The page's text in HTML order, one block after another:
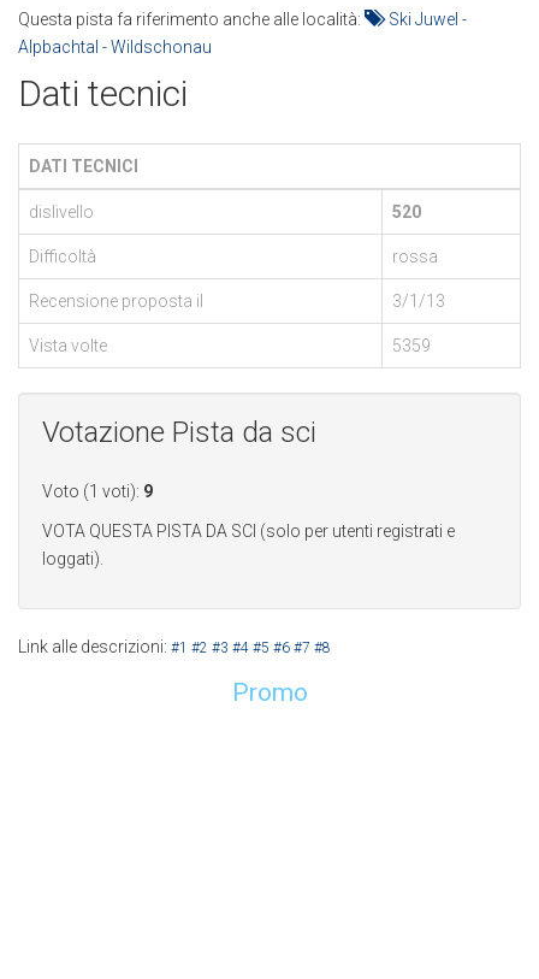
Questa pista fa riferimento anche alle località:
Ski Juwel -
Alpbachtal - Wildschonau
Dati tecnici
DATI TECNICI
dislivello 520
Difficoltà rossa
Recensione proposta il 3/1/13
Vista volte 5359
Votazione Pista da sci
Voto (1 voti): 9
VOTA QUESTA PISTA DA SCI (solo per utenti registrati e
loggati).
Link alle descrizioni: #1 #2 #3 #4 #5 #6 #7 #8
Promo